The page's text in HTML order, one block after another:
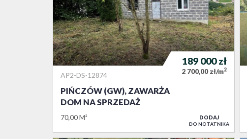
AP2-DS-12874
PIŃCZÓW (GW), ZAWARŻA
DOM NA SPRZEDAŻ
70,00 M²
189 000zł
2 700,00 zł/m2
DODAJ
DO NOTATNIKA